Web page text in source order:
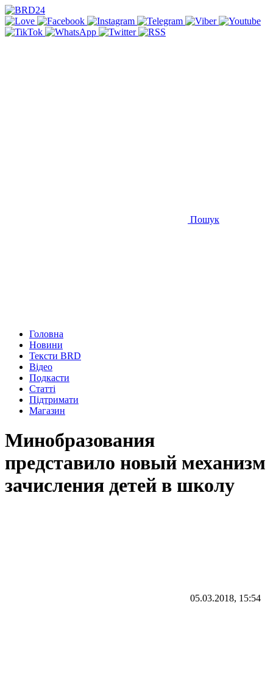
Пошук
Головна
Новини
Тексти BRD
Відео
Подкасти
Статті
Підтримати
Магазин
Минобразования
представило новый механизм
зачисления детей в школу
05.03.2018, 15:54